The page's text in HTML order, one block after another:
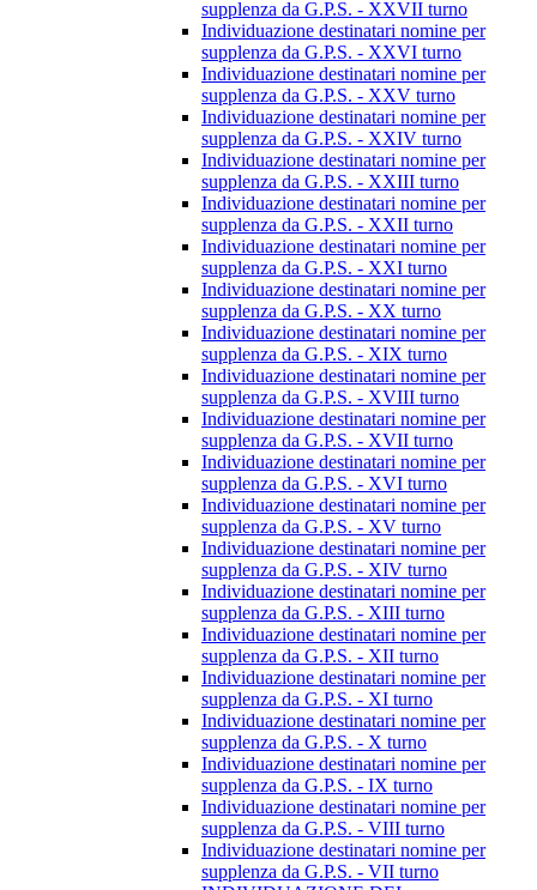
supplenza da G.P.S. - XXVII turno
Individuazione destinatari nomine per
supplenza da G.P.S. - XXVI turno
Individuazione destinatari nomine per
supplenza da G.P.S. - XXV turno
Individuazione destinatari nomine per
supplenza da G.P.S. - XXIV turno
Individuazione destinatari nomine per
supplenza da G.P.S. - XXIII turno
Individuazione destinatari nomine per
supplenza da G.P.S. - XXII turno
Individuazione destinatari nomine per
supplenza da G.P.S. - XXI turno
Individuazione destinatari nomine per
supplenza da G.P.S. - XX turno
Individuazione destinatari nomine per
supplenza da G.P.S. - XIX turno
Individuazione destinatari nomine per
supplenza da G.P.S. - XVIII turno
Individuazione destinatari nomine per
supplenza da G.P.S. - XVII turno
Individuazione destinatari nomine per
supplenza da G.P.S. - XVI turno
Individuazione destinatari nomine per
supplenza da G.P.S. - XV turno
Individuazione destinatari nomine per
supplenza da G.P.S. - XIV turno
Individuazione destinatari nomine per
supplenza da G.P.S. - XIII turno
Individuazione destinatari nomine per
supplenza da G.P.S. - XII turno
Individuazione destinatari nomine per
supplenza da G.P.S. - XI turno
Individuazione destinatari nomine per
supplenza da G.P.S. - X turno
Individuazione destinatari nomine per
supplenza da G.P.S. - IX turno
Individuazione destinatari nomine per
supplenza da G.P.S. - VIII turno
Individuazione destinatari nomine per
supplenza da G.P.S. - VII turno